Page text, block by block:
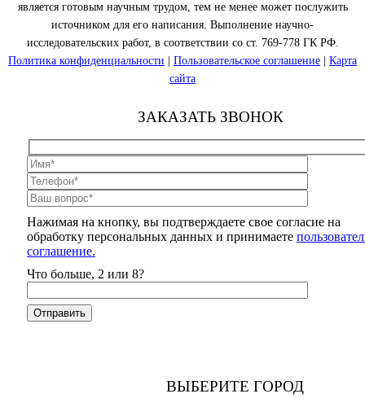
является готовым научным трудом, тем не менее может послужить
источником для его написания. Выполнение научно-
исследовательских работ, в соответствии со ст. 769-778 ГК РФ.
Политика конфиденциальности
Пользовательское соглашение
Карта
сайта
ЗАКАЗАТЬ ЗВОНОК
Нажимая на кнопку, вы подтверждаете свое согласие на
обработку персональных данных и принимаете
соглашение.
Что больше, 2 или 8?
ВЫБЕРИТЕ ГОРОД